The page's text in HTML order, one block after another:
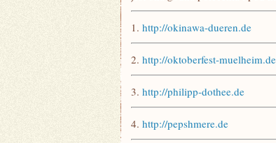
1. http://okinawa-dueren.de
2. http://oktoberfest-muelheim.de
3. http://philipp-dothee.de
4. http://pepshmere.de